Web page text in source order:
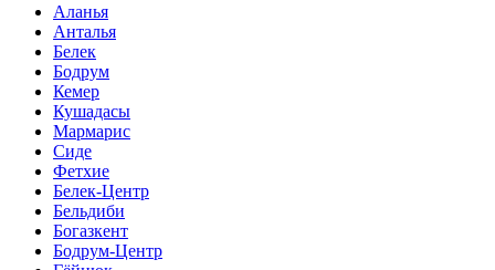
Аланья
Анталья
Белек
Бодрум
Кемер
Кушадасы
Мармарис
Сиде
Фетхие
Белек-Центр
Бельдиби
Богазкент
Бодрум-Центр